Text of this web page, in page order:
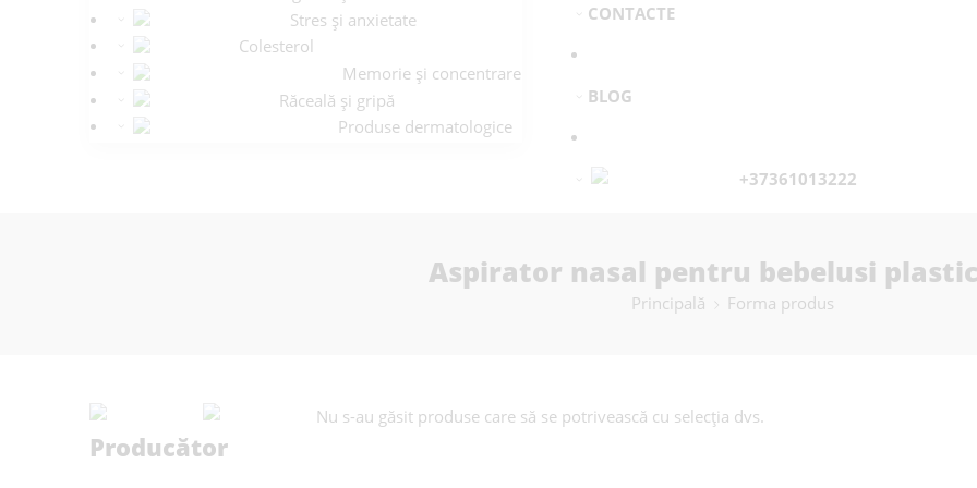
Stres și anxietate
Colesterol
Memorie și concentrare
Răceală și gripă
Produse dermatologice
CONTACTE
BLOG
+37361013222
Aspirator nasal pentru bebelusi
Principală Forma produs
Nu s-au găsit produse care să se potrivească cu selecția dvs.
Producător